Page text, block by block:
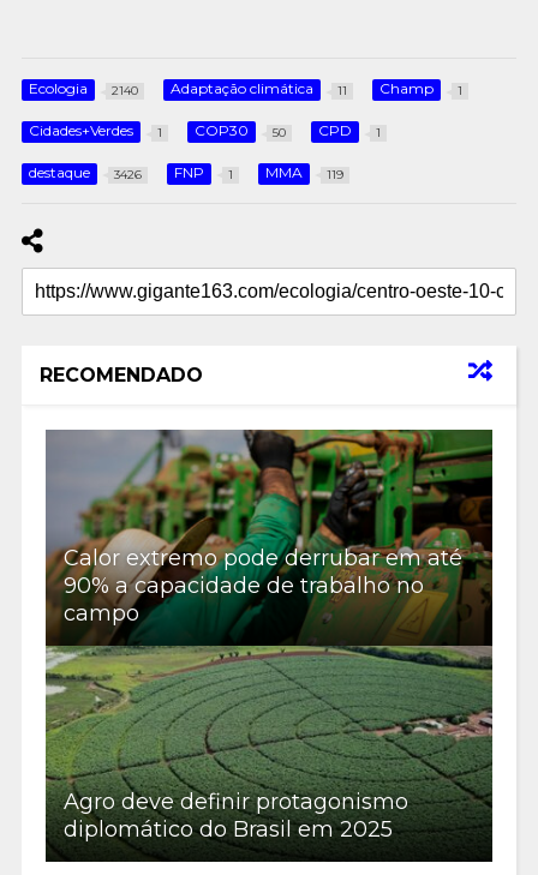
Ecologia 2140 Adaptação climática 11 Champ 1
Cidades+Verdes 1 COP30 50 CPD 1
destaque 3426 FNP 1 MMA 119
RECOMENDADO
Calor extremo pode derrubar em até
90% a capacidade de trabalho no
campo
Agro deve definir protagonismo
diplomático do Brasil em 2025